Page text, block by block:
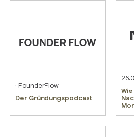
· FounderFlow
Der Gründungspodcast
Wie